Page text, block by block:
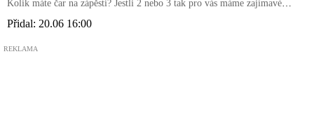
Kolik máte čar na zápěstí? Jestli 2 nebo 3 tak pro vás máme zajímavé
Přidal: 20.06 16:00
REKLAMA